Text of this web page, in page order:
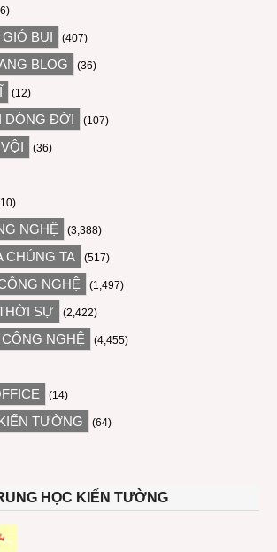
BỤI (407)
BLOG (36)
(12)
DÒNG ĐỜI (107)
(36)
NGHỆ (3,388)
CHÚNG TA (517)
NGHỆ (1,497)
SỰ (2,422)
NGHỆ (4,455)
(14)
TƯỜNG (64)
HỌC KIẾN TƯỜNG